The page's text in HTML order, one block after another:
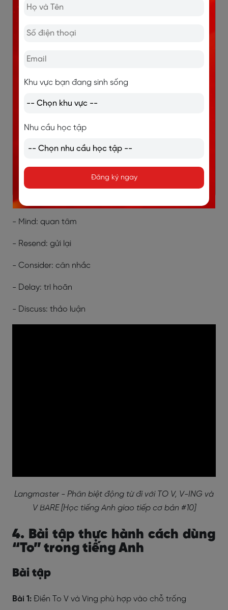
- Keep: giữ
- Understand: hiểu
- Admit: chấp nhận
- Mind: quan tâm
- Resend: gửi lại
- Consider: cân nhắc
- Delay: trì hoãn
- Discuss: thảo luận
Langmaster - Phân biệt động từ đi với TO V, V-ING và
V BARE [Học tiếng Anh giao tiếp cơ bản #10]
4. Bài tập thực hành cách dùng
“To” trong tiếng Anh
Bài tập
Bài 1: Điền To V và Ving phù hợp vào chỗ trống
Khu vực bạn đang sinh sống
Nhu cầu học tập
Đăng ký ngay